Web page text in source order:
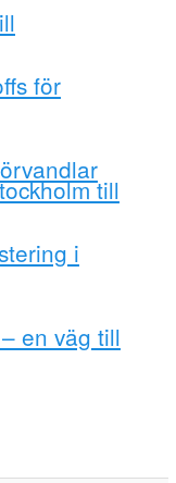
för
till
i
en väg till